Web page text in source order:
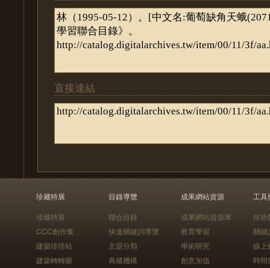
直接連結
珍藏特展
珍藏特展
CCC創作集
建築排排站
建築轉轉樂
目錄導覽
聯合目錄
快速關鍵詞導覽
主題分類
典藏機構
成果網站資源
成果網站資源庫
教育學習
學術研究
創意加值
工具
技術
關鍵
線上
時間